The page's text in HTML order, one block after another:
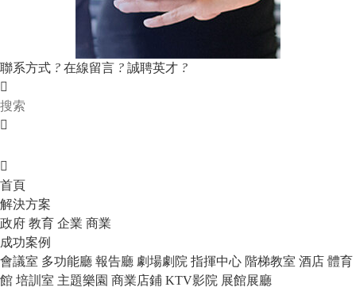
聯系方式 ? 在線留言 ? 誠聘英才 ?
首頁
解決方案
政府 教育 企業 商業
成功案例
會議室 多功能廳 報告廳 劇場劇院 指揮中心 階梯教室 酒店 體育
館 培訓室 主題樂園 商業店鋪 KTV影院 展館展廳